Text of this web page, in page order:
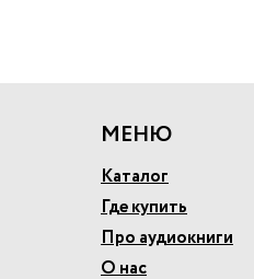
МЕНЮ
Каталог
Где купить
Про аудиокниги
О нас